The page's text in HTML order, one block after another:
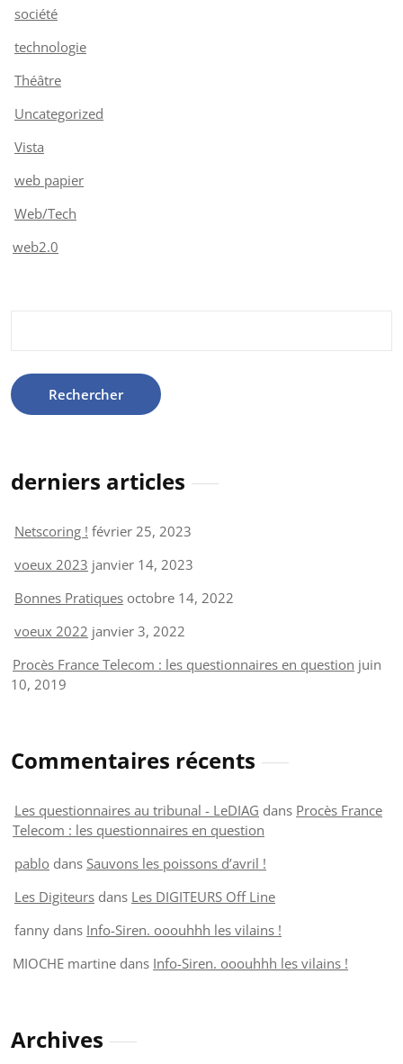
société
technologie
Théâtre
Uncategorized
Vista
web papier
Web/Tech
web2.0
derniers articles
Netscoring ! février 25, 2023
voeux 2023 janvier 14, 2023
Bonnes Pratiques octobre 14, 2022
voeux 2022 janvier 3, 2022
Procès France Telecom : les questionnaires en question juin
10, 2019
Commentaires récents
Les questionnaires au tribunal - LeDIAG dans Procès France
Telecom : les questionnaires en question
pablo dans Sauvons les poissons d’avril !
Les Digiteurs dans Les DIGITEURS Off Line
fanny dans Info-Siren. ooouhhh les vilains !
MIOCHE martine dans Info-Siren. ooouhhh les vilains !
Archives